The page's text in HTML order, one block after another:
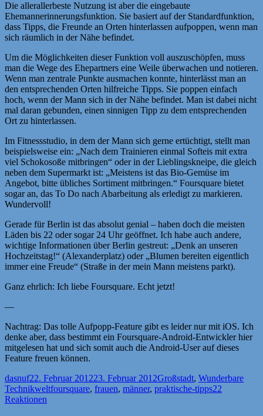
Die allerallerbeste Nutzung ist aber die eingebaute
Ehemannerinnerungsfunktion. Sie basiert auf der Standardfunktion,
dass Tipps, die Freunde an Orten hinterlassen aufpoppen, wenn man
sich räumlich in der Nähe befindet.
Um die Möglichkeiten dieser Funktion voll auszuschöpfen, muss
man die Wege des Ehepartners eine Weile überwachen und notieren.
Wenn man zentrale Punkte ausmachen konnte, hinterlässt man an
den entsprechenden Orten hilfreiche Tipps. Sie poppen einfach
hoch, wenn der Mann sich in der Nähe befindet. Man ist dabei nicht
mal daran gebunden, einen sinnigen Tipp zu dem entsprechenden
Ort zu hinterlassen.
Im Fitnessstudio, in dem der Mann sich gerne ertüchtigt, stellt man
beispielsweise ein: „Nach dem Trainieren einmal Softeis mit extra
viel Schokosoße mitbringen“ oder in der Lieblingskneipe, die gleich
neben dem Supermarkt ist: „Meistens ist das Bio-Gemüse im
Angebot, bitte übliches Sortiment mitbringen.“ Foursquare bietet
sogar an, das To Do nach Abarbeitung als erledigt zu markieren.
Wundervoll!
Gerade für Berlin ist das absolut genial – haben doch die meisten
Läden bis 22 oder sogar 24 Uhr geöffnet. Ich habe auch andere,
wichtige Informationen über Berlin gestreut: „Denk an unseren
Hochzeitstag!“ (Alexanderplatz) oder „Blumen bereiten eigentlich
immer eine Freude“ (Straße in der mein Mann meistens parkt).
Ganz ehrlich: Ich liebe Foursquare. Echt jetzt!
—
Nachtrag: Das tolle Aufpopp-Feature gibt es leider nur mit iOS. Ich
denke aber, dass bestimmt ein Foursquare-Android-Entwickler hier
mitgelesen hat und sich somit auch die Android-User auf dieses
Feature freuen können.
Autor
dasnufVeröffentlicht
am
22. Februar 201223. Februar 2012Kategorien
Großstadt, Wunderbare
TechnikweltSchlagwörter
foursquare, frauen, männer, praktische-tipps22
Reaktionen